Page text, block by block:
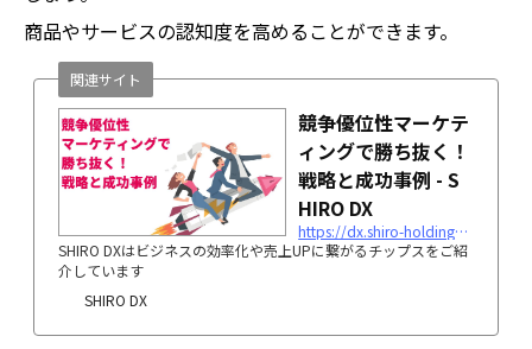
商品やサービスの認知度を高めることができます。
競争優位性マーケテ
ィングで勝ち抜く！
戦略と成功事例 - S
HIRO DX
https://dx.shiro-holdings.co.jp/p2112/
SHIRO DXはビジネスの効率化や売上UPに繋がるチップスをご紹
介しています
SHIRO DX
関連サイト